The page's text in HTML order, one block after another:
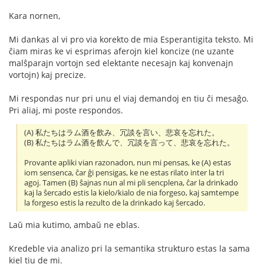
Kara nornen,
Mi dankas al vi pro via korekto de mia Esperantigita teksto. Mi
ĉiam miras ke vi esprimas aferojn kiel koncize (ne uzante
malŝparajn vortojn sed elektante necesajn kaj konvenajn
vortojn) kaj precize.
Mi respondas nur pri unu el viaj demandoj en tiu ĉi mesaĝo.
Pri aliaj, mi poste respondos.
(A) 私たちはラム酒を飲み、冗談を言い、悲哀を忘れた。
(B) 私たちはラム酒を飲んで、冗談を言って、悲哀を忘れた。
Provante apliki vian razonadon, nun mi pensas, ke (A) estas
iom sensenca, ĉar ĝi pensigas, ke ne estas rilato inter la tri
agoj. Tamen (B) ŝajnas nun al mi pli sencplena, ĉar la drinkado
kaj la ŝercado estis la kielo/kialo de nia forgeso, kaj samtempe
la forgeso estis la rezulto de la drinkado kaj ŝercado.
Laŭ mia kutimo, ambaŭ ne eblas.
Kredeble via analizo pri la semantika strukturo estas la sama
kiel tiu de mi.